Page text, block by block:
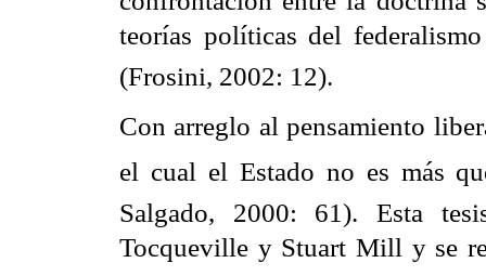
teorías políticas del
(Frosini, 2002: 12).
Con arreglo al pensamiento
el cual el Estado no es más
Salgado, 2000: 61). Esta
Tocqueville y Stuart Mill y se